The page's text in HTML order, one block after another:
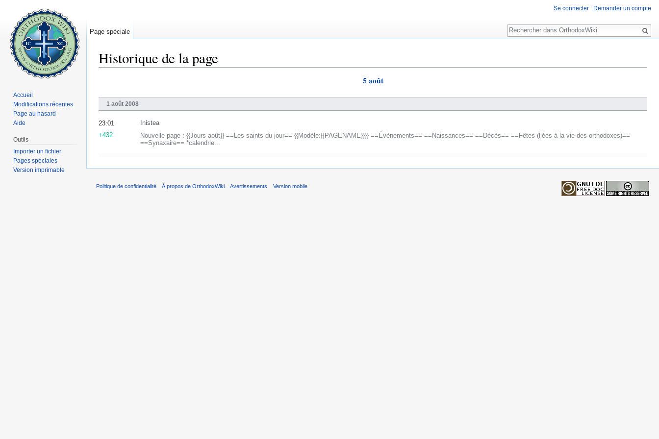
Historique de la page
5 août
1 août 2008
Inistea
Nouvelle page : {{Jours août}} ==Les saints du jour== {{Modèle:{{PAGENAME}}}} ==Évènements== ==Naissances== ==Décès== ==Fêtes (liées à la vie des orthodoxes)==
==Synaxaire== *calendrie...
23:01
+432
Se connecter Demander un compte
Page spéciale
Rechercher
Accueil
Modifications récentes
Page au hasard
Aide
Outils
Importer un fichier
Pages spéciales
Version imprimable
Politique de confidentialité À propos de OrthodoxWiki Avertissements Version mobile